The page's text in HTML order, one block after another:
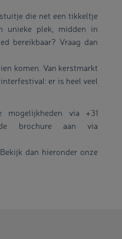
die net een tikkeltje
unieke plek, midden in
bereikbaar? Vraag dan
komen. Van kerstmarkt
er is heel veel
via +31
brochure aan via
dan hieronder onze